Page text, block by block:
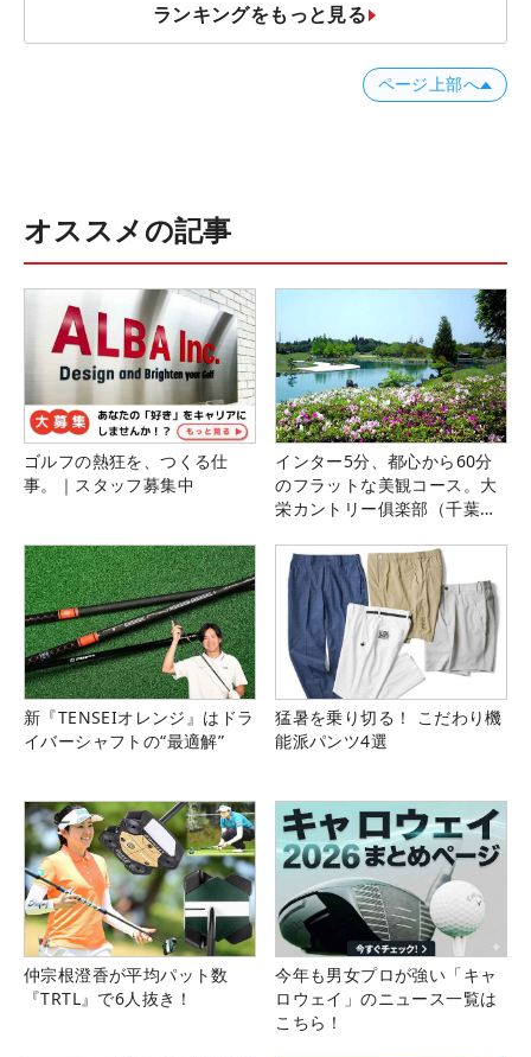
ランキングをもっと見る
ページ上部へ
オススメの記事
ゴルフの熱狂を、つくる仕
事。｜スタッフ募集中
インター5分、都心から60分
のフラットな美観コース。大
栄カントリー俱楽部（千葉
新『TENSEIオレンジ』はドラ
イバーシャフトの“最適解”
猛暑を乗り切る！ こだわり機
能派パンツ4選
仲宗根澄香が平均パット数
『TRTL』で6人抜き！
今年も男女プロが強い「キャ
ロウェイ」のニュース一覧は
こちら！